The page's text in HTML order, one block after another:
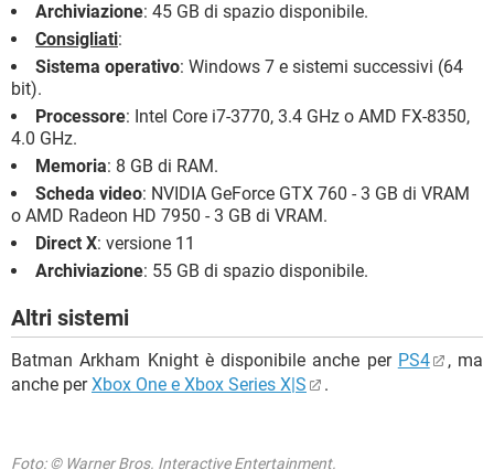
Archiviazione: 45 GB di spazio disponibile.
Consigliati:
Sistema operativo: Windows 7 e sistemi successivi (64
bit).
Processore: Intel Core i7-3770, 3.4 GHz o AMD FX-8350,
4.0 GHz.
Memoria: 8 GB di RAM.
Scheda video: NVIDIA GeForce GTX 760 - 3 GB di VRAM
o AMD Radeon HD 7950 - 3 GB di VRAM.
Direct X: versione 11
Archiviazione: 55 GB di spazio disponibile.
Altri sistemi
Batman Arkham Knight è disponibile anche per PS4
, ma
anche perXbox One e Xbox Series X|S .
Foto: © Warner Bros. Interactive Entertainment.